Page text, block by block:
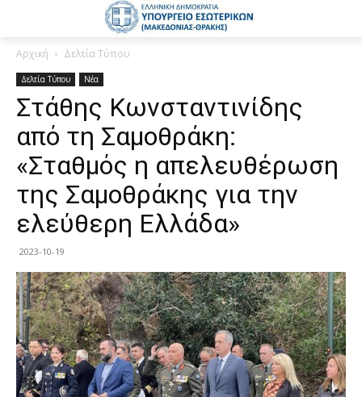
Αρχική Δελτία Τύπου
Δελτία Τύπου Νέα
Στάθης Κωνσταντινίδης
από τη Σαμοθράκη:
«Σταθμός η απελευθέρωση
της Σαμοθράκης για την
ελεύθερη Ελλάδα»
2023-10-19